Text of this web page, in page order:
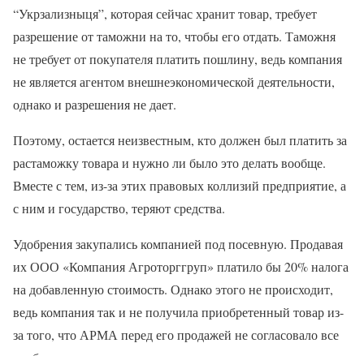
“Укрзализныця”, которая сейчас хранит товар, требует
разрешение от таможни на то, чтобы его отдать. Таможня
не требует от покупателя платить пошлину, ведь компания
не является агентом внешнеэкономической деятельности,
однако и разрешения не дает.
Поэтому, остается неизвестным, кто должен был платить за
растаможку товара и нужно ли было это делать вообще.
Вместе с тем, из-за этих правовых коллизий предприятие, а
с ним и государство, теряют средства.
Удобрения закупались компанией под посевную. Продавая
их ООО «Компания Агроторггруп» платило бы 20% налога
на добавленную стоимость. Однако этого не происходит,
ведь компания так и не получила приобретенный товар из-
за того, что АРМА перед его продажей не согласовало все